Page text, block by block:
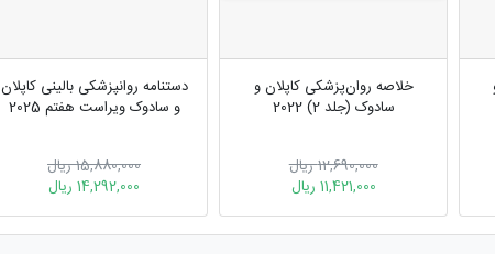
خلاصه روان‌پزشکی کاپلان و
سادوک (جلد 2) 2022
12,690,000 ریال
11,421,000 ریال
دستنامه روانپزشکی بالینی کاپلان
و سادوک ویراست هفتم 2025
15,880,000 ریال
14,292,000 ریال